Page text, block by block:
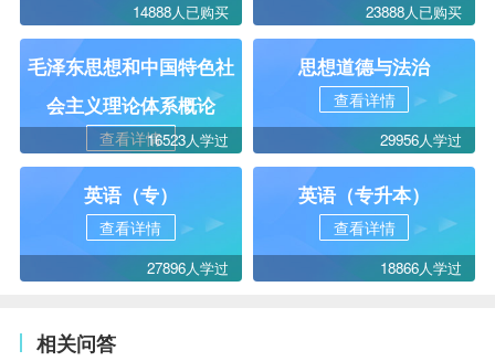
14888人已购买 23888人已购买
毛泽东思想和中国特色社
会主义理论体系概论
查看详情16523人学过
思想道德与法治
查看详情
29956人学过
英语（专）
查看详情
27896人学过
英语（专升本）
查看详情
18866人学过
相关问答